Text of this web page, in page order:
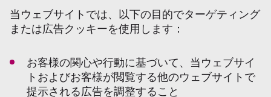
当ウェブサイトでは、以下の目的でターゲティング
または広告クッキーを使用します：
お客様の関心や行動に基づいて、当ウェブサイ
トおよびお客様が閲覧する他のウェブサイトで
提示される広告を調整すること